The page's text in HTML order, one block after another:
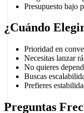
Presupuesto bajo
¿Cuándo
Prioridad en
Necesitas lanzar
No quieres
Buscas
Prefieres
Preguntas